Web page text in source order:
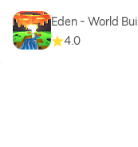
Eden - World
4.0